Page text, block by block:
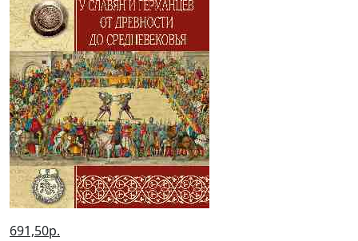
691,50р.